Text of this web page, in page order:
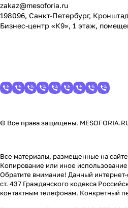
zakaz@mesoforia.ru
198096, Санкт-Петербург,
Бизнес-центр «К9», 1 этаж,
© Все права защищены.
Все материалы, размещенные на
Копирование или иное
Обратите внимание! Данный
ст. 437 Гражданского кодекса
контактным телефонам. Конкретный